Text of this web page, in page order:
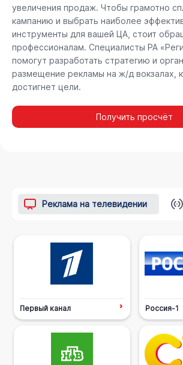
увеличения продаж. Чтобы грамотно
кампанию и выбрать наиболее
инструменты для вашей ЦА, стоит
профессионалам. Специалисты РА
помогут разработать стратегию и
размещение рекламы на ж/д вокзалах,
достигнет цели.
Получить просчёт
Реклама на телевидении
Первый канал Россия-1